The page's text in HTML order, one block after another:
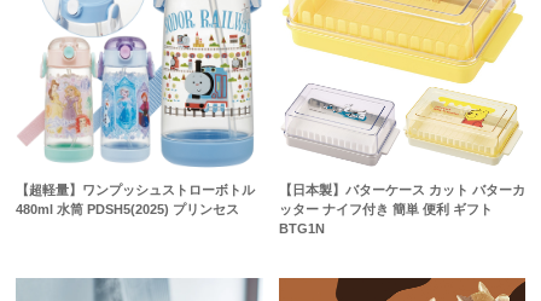
【超軽量】ワンプッシュストローボトル
480ml 水筒 PDSH5(2025) プリンセス
【日本製】バターケース カット バターカ
ッター ナイフ付き 簡単 便利 ギフト
BTG1N